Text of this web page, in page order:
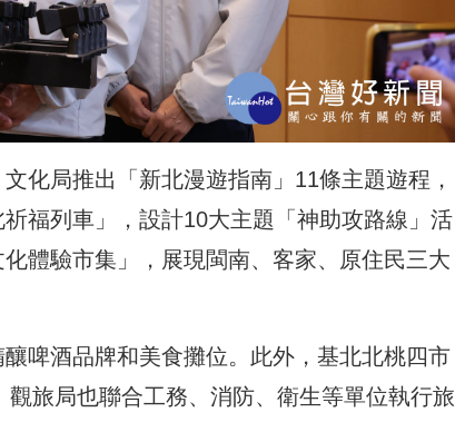
化局推出「新北漫遊指南」11條主題遊程，
福列車」，設計10大主題「神助攻路線」活
體驗市集」，展現閩南、客家、原住民三大
啤酒品牌和美食攤位。此外，基北北桃四市
旅局也聯合工務、消防、衛生等單位執行旅